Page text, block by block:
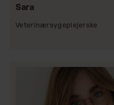
Sara
Veterinærsygeplejerske